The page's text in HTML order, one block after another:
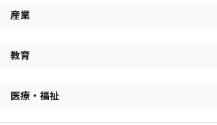
産業
教育
医療・福祉